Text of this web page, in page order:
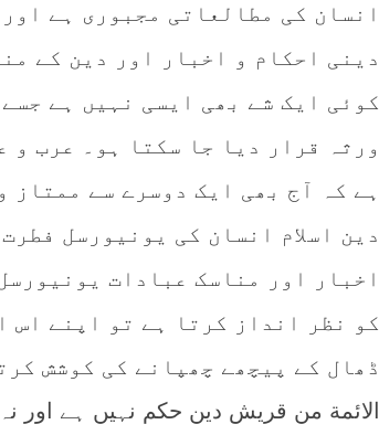
انسان کی مطالعاتی مجبوری ہے
دینی احکام و اخبار اور دین کے
کوئی ایک شے بھی ایسی نہیں ہے
ورثہ قرار دیا جا سکتا ہو۔ عرب و
ہے کہ آج بھی ایک دوسرے سے ممتاز
دین اسلام انسان کی یونیورسل
اخبار اور مناسک عبادات
کو نظر انداز کرتا ہے تو اپنے اس
ڈھال کے پیچھے چھپانے کی کوشش
الائمة من قريش دین حکم نہیں ہے اور